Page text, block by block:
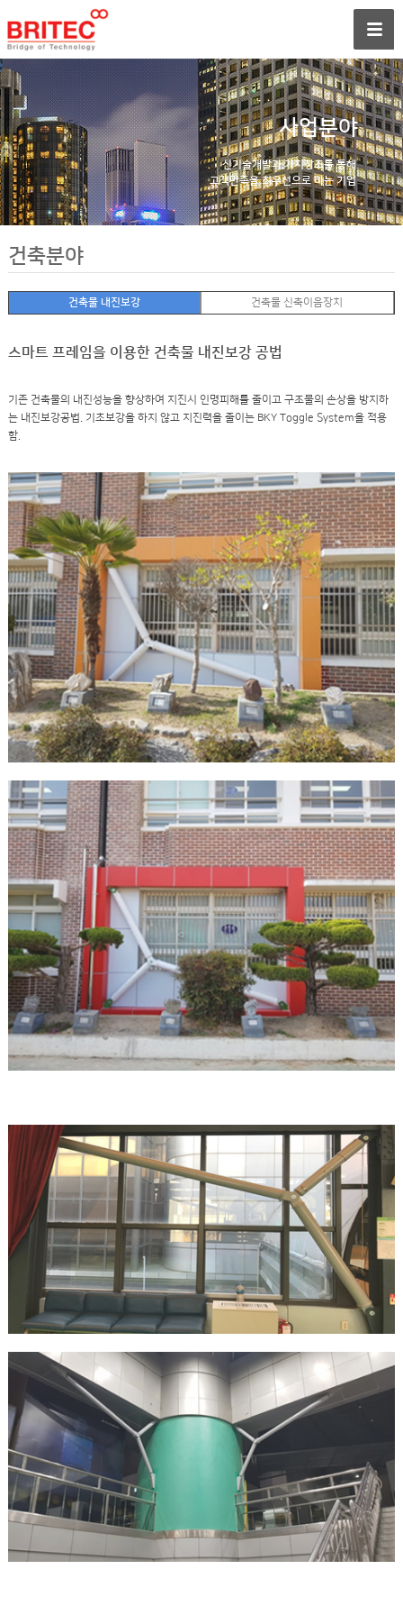
사업분야
신기술개발과 가치창조를 통해
고객만족을 최우선으로 하는 기업
건축분야
건축물 내진보강 건축물 신축이음장치
스마트 프레임을 이용한 건축물 내진보강 공법
기존 건축물의 내진성능을 향상하여 지진시 인명피해를 줄이고 구조물의 손상을 방지하
는 내진보강공법. 기초보강을 하지 않고 지진력을 줄이는 BKY Toggle System을 적용
함.